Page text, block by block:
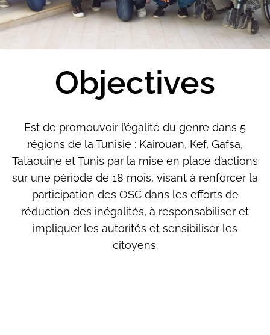
Objectives
Est de promouvoir l’égalité du genre dans 5
régions de la Tunisie : Kairouan, Kef, Gafsa,
Tataouine et Tunis par la mise en place d’actions
sur une période de 18 mois, visant à renforcer la
participation des OSC dans les efforts de
réduction des inégalités, à responsabiliser et
impliquer les autorités et sensibiliser les
citoyens.